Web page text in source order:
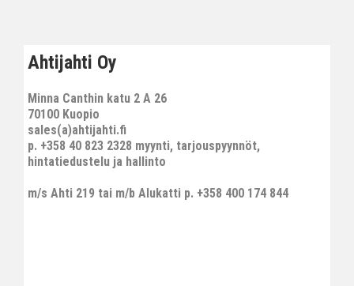
Ahtijahti Oy
Minna Canthin katu 2 A 26
70100 Kuopio
sales(a)ahtijahti.fi
p. +358 40 823 2328 myynti, tarjouspyynnöt,
hintatiedustelu ja hallinto
m/s Ahti 219 tai m/b Alukatti p. +358 400 174 844